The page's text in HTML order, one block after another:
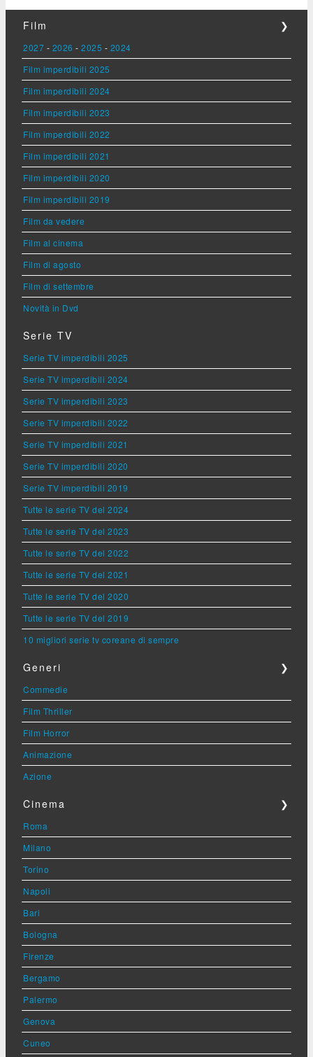
Film ❯
2027 - 2026 - 2025 - 2024
Film imperdibili 2025
Film imperdibili 2024
Film imperdibili 2023
Film imperdibili 2022
Film imperdibili 2021
Film imperdibili 2020
Film imperdibili 2019
Film da vedere
Film al cinema
Film di agosto
Film di settembre
Novità in Dvd
Serie TV
Serie TV imperdibili 2025
Serie TV imperdibili 2024
Serie TV imperdibili 2023
Serie TV imperdibili 2022
Serie TV imperdibili 2021
Serie TV imperdibili 2020
Serie TV imperdibili 2019
Tutte le serie TV del 2024
Tutte le serie TV del 2023
Tutte le serie TV del 2022
Tutte le serie TV del 2021
Tutte le serie TV del 2020
Tutte le serie TV del 2019
10 migliori serie tv coreane di sempre
Generi ❯
Commedie
Film Thriller
Film Horror
Animazione
Azione
Cinema ❯
Roma
Milano
Torino
Napoli
Bari
Bologna
Firenze
Bergamo
Palermo
Genova
Cuneo